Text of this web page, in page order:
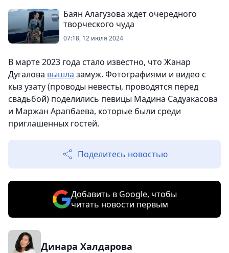
Баян Алагузова ждет очередного
творческого чуда
07:18, 12 июля 2024
В марте 2023 года стало известно, что Жанар
Дугалова вышла замуж. Фотографиями и видео с
кыз узату (проводы невесты, проводятся перед
свадьбой) поделились певицы Мадина Садуакасова
и Маржан Арапбаева, которые были среди
приглашенных гостей.
Поделитесь новостью
Добавить в Google, чтобы
читать новости первым
Динара Халдарова